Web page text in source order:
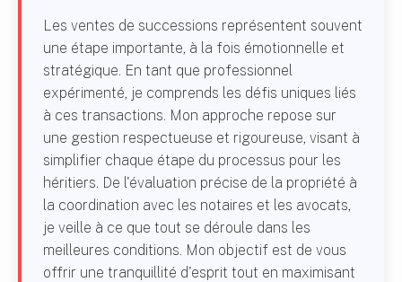
Les ventes de successions représentent souvent
une étape importante, à la fois émotionnelle et
stratégique. En tant que professionnel
expérimenté, je comprends les défis uniques liés
à ces transactions. Mon approche repose sur
une gestion respectueuse et rigoureuse, visant à
simplifier chaque étape du processus pour les
héritiers. De l'évaluation précise de la propriété à
la coordination avec les notaires et les avocats,
je veille à ce que tout se déroule dans les
meilleures conditions. Mon objectif est de vous
offrir une tranquillité d'esprit tout en maximisant